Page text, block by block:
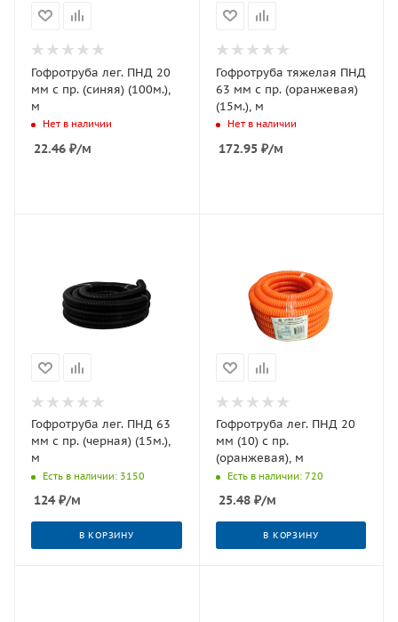
Гофротруба лег. ПНД 20
мм с пр. (синяя) (100м.),
м
Нет в наличии
22.46 ₽/м
Гофротруба тяжелая ПНД
63 мм с пр. (оранжевая)
(15м.), м
Нет в наличии
172.95₽/м
Гофротруба лег. ПНД 63
мм с пр. (черная) (15м.),
м
Есть в наличии: 3150
124₽/м
В КОРЗИНУ
Гофротруба лег. ПНД 20
мм (10) с пр.
(оранжевая), м
Есть в наличии: 720
25.48₽/м
В КОРЗИНУ